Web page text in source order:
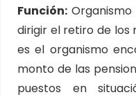
Función:
dirigir el retiro de los
es el organismo
monto de las
puestos en